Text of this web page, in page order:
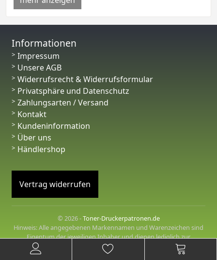
Informationen
Impressum
Unsere AGB
Widerrufsrecht & Widerrufsformular
Privatsphäre und Datenschutz
Zahlungsarten / Versand
Kontakt
Kundeninformation
Über uns
Händlershop
Vertrag widerrufen
© 2026 -Toner-Druckerpatronen.de
Hinweis: Alle angegebenen Markennamen und Warenzeichen sind
Eigentum der jeweiligen Inhaber und dienen lediglich zur
Beschreibung der angebotenen Produkte.